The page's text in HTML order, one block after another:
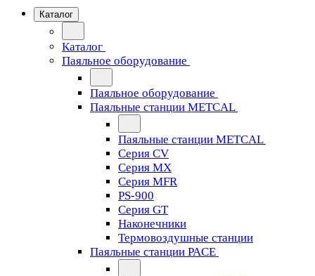
Каталог
Каталог
Паяльное оборудование
Паяльное оборудование
Паяльные станции METCAL
Паяльные станции METCAL
Серия CV
Серия MX
Серия MFR
PS-900
Серия GT
Наконечники
Термовоздушные станции
Паяльные станции PACE